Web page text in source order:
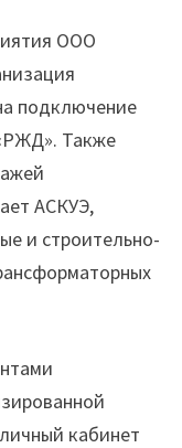
ООО
подключение
Также
АСКУЭ,
и строительно-
кабинет